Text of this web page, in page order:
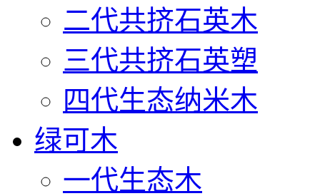
二代共挤石英木
三代共挤石英塑
四代生态纳米木
绿可木
一代生态木